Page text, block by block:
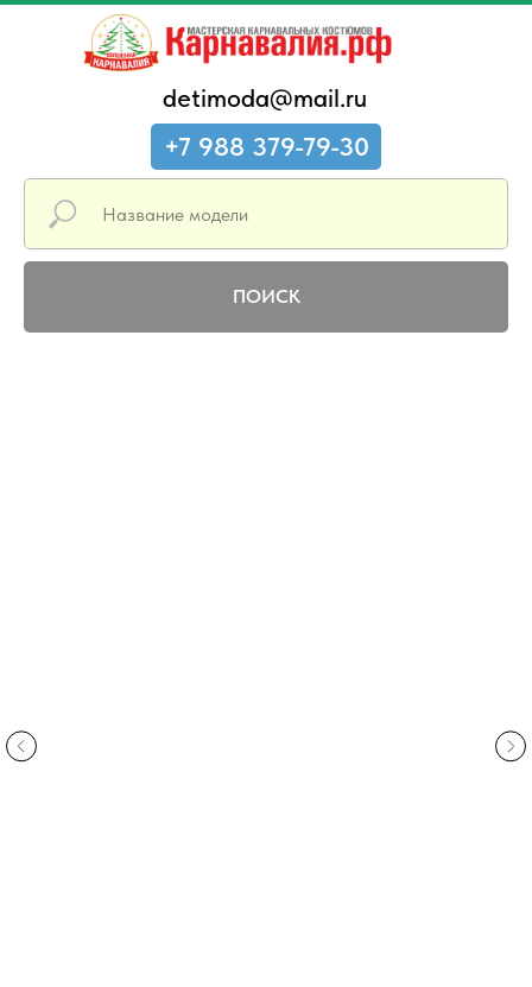
detimoda@mail.ru
+7 988 379-79-30
ПОИСК